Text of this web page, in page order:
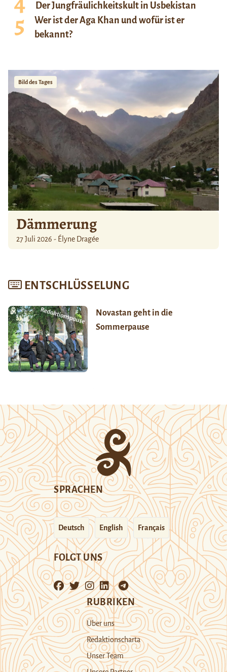
Der Jungfräulichkeitskult in Usbekistan
Wer ist der Aga Khan und wofür ist er
bekannt?
Bild des Tages
Dämmerung
27 Juli 2026 - Élyne Dragée
ENTSCHLÜSSELUNG
Novastan geht in die
Sommerpause
SPRACHEN
Deutsch English Français
FOLGT UNS
RUBRIKEN
Über uns
Redaktionscharta
Unser Team